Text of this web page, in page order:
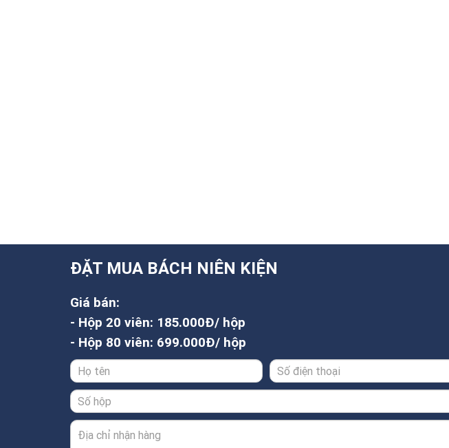
ĐẶT MUA BÁCH NIÊN KIỆN
Giá bán:
- Hộp 20 viên: 185.000Đ/ hộp
- Hộp 80 viên: 699.000Đ/ hộp